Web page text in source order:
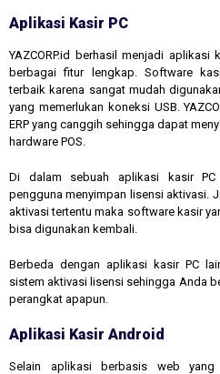
Aplikasi Kasir PC
YAZCORP.id berhasil menjadi
berbagai fitur lengkap. Software
terbaik karena sangat mudah
yang memerlukan koneksi USB.
ERP yang canggih sehingga dapat
hardware POS.
Di dalam sebuah aplikasi kasir PC
pengguna menyimpan lisensi aktivasi.
aktivasi tertentu maka software kasir
bisa digunakan kembali.
Berbeda dengan aplikasi kasir PC
sistem aktivasi lisensi sehingga Anda
perangkat apapun.
Aplikasi Kasir Android
Selain aplikasi berbasis web